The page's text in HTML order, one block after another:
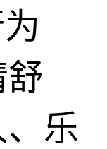
舒
乐